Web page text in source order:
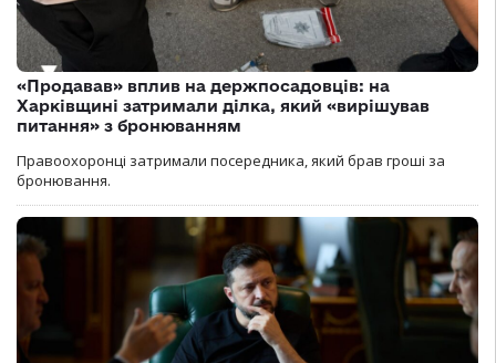
«Продавав» вплив на держпосадовців: на
Харківщині затримали ділка, який «вирішував
питання» з бронюванням
Правоохоронці затримали посередника, який брав гроші за
бронювання.